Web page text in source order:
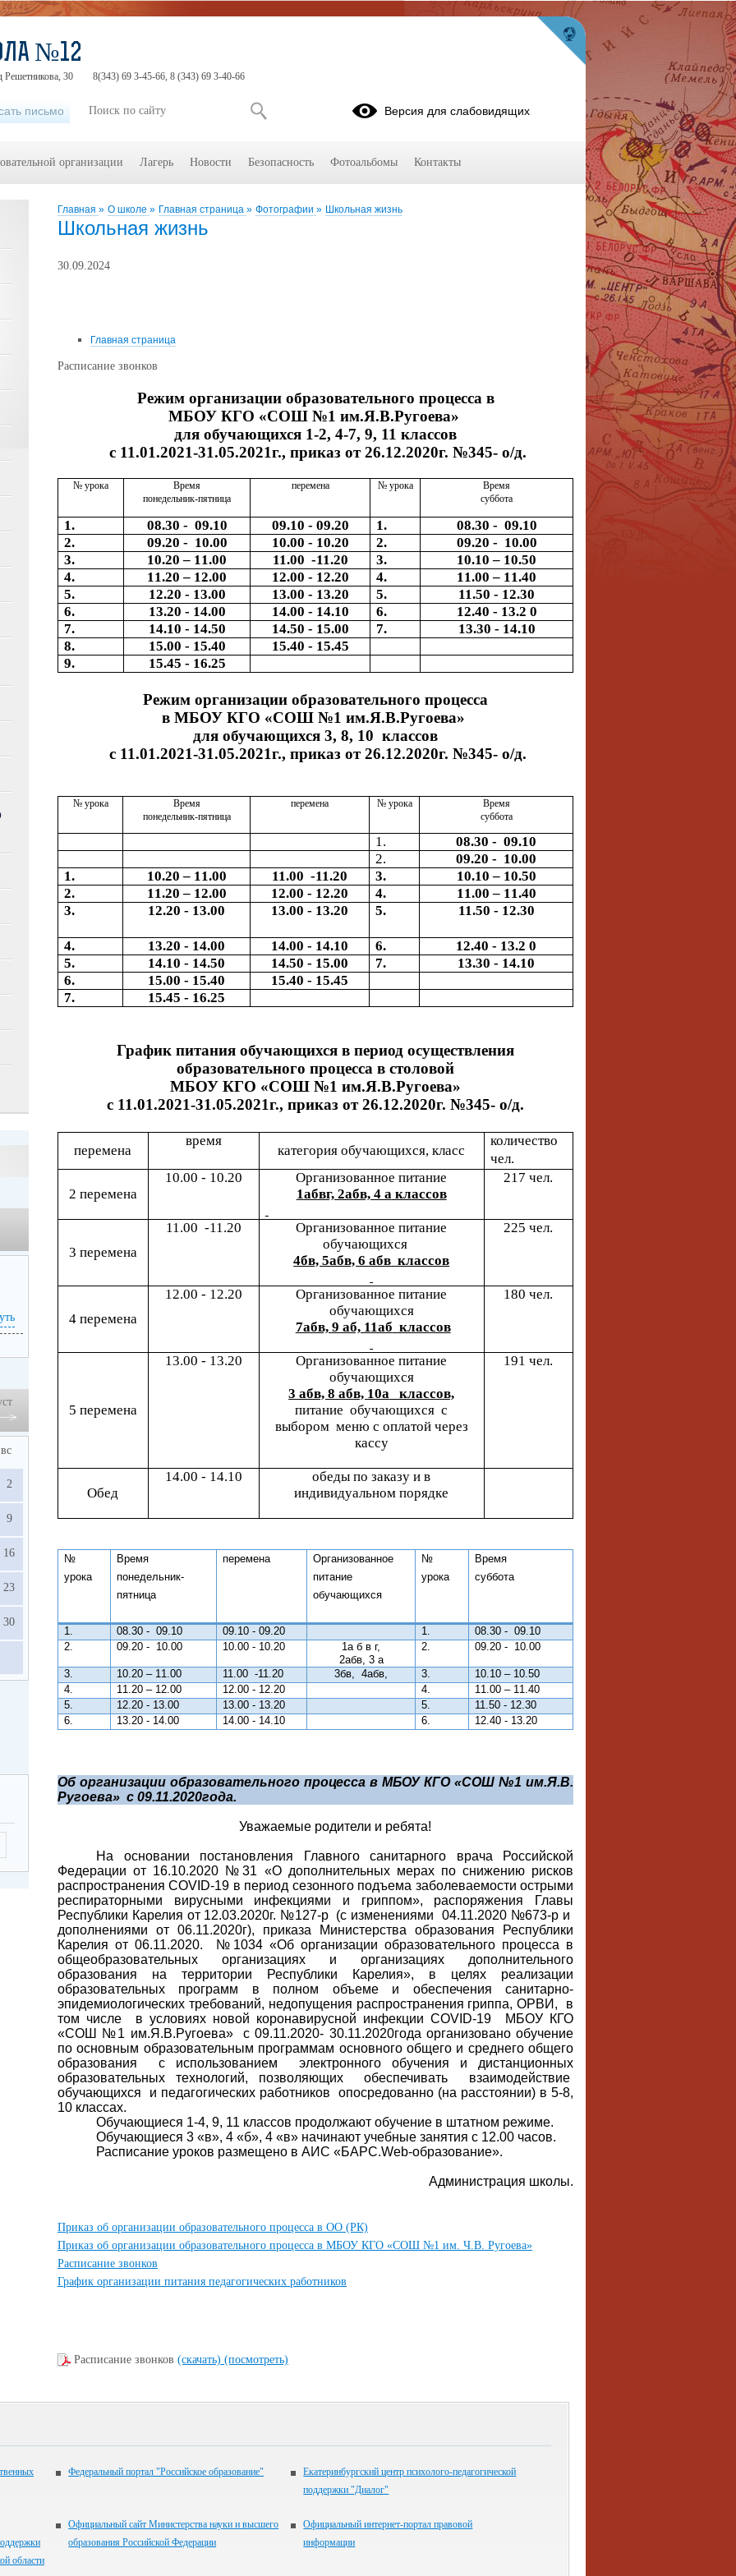
Главная » О школе » Главная страница » Фотографии » Школьная жизнь
Школьная жизнь
30.09.2024
Главная страница
Расписание звонков
Режим организации образовательного процесса в
МБОУ КГО «СОШ №1 им.Я.В.Ругоева»
для обучающихся 1-2, 4-7, 9, 11 классов
с 11.01.2021-31.05.2021г., приказ от 26.12.2020г. №345- о/д.
№ урока
Время
понедельник-пятница
перемена № урока
Время
суббота
1. 08.30 - 09.10 09.10 - 09.20 1.
08.30 - 09.10
2.
09.20 - 10.00 10.00 - 10.20 2.
09.20 - 10.00
3.
10.20 – 11.00 11.00 -11.20 3.
10.10 – 10.50
4.
11.20 – 12.00 12.00 - 12.20 4.
11.00 – 11.40
5.
12.20 - 13.00 13.00 - 13.20 5.
11.50 - 12.30
6.
13.20 - 14.00 14.00 - 14.10 6.
12.40 - 13.2 0
7.
14.10 - 14.50 14.50 - 15.00 7.
13.30 - 14.10
8.
15.00 - 15.40
15.40 - 15.45
9.
15.45 - 16.25
Режим организации образовательного процесса
в МБОУ КГО «СОШ №1 им.Я.В.Ругоева»
для обучающихся 3, 8, 10 классов
с 11.01.2021-31.05.2021г., приказ от 26.12.2020г. №345- о/д.
№ урока
Время
понедельник-пятница
перемена № урока
Время
суббота
1.
08.30 - 09.10
2.
09.20 - 10.00
1.
10.20 – 11.00 11.00 -11.20 3.
10.10 – 10.50
2.
11.20 – 12.00 12.00 - 12.20 4.
11.00 – 11.40
3.
12.20 - 13.00 13.00 - 13.20 5. 11.50 - 12.30
4. 13.20 - 14.00 14.00 - 14.10 6.
12.40 - 13.2 0
5.
14.10 - 14.50 14.50 - 15.00 7.
13.30 - 14.10
6.
15.00 - 15.40
15.40 - 15.45
7.
15.45 - 16.25
График питания обучающихся в период осуществления
образовательного процесса в столовой
МБОУ КГО «СОШ №1 им.Я.В.Ругоева»
с 11.01.2021-31.05.2021г., приказ от 26.12.2020г. №345- о/д.
перемена
время
категория обучающихся, класс
количество
чел.
2 перемена
10.00 - 10.20
Организованное питание
1абвг, 2абв, 4 аклассов
217 чел.
3 перемена
11.00 -11.20
Организованное питание
обучающихся
4бв, 5абв, 6 абв классов
225 чел.
4 перемена
12.00 - 12.20
Организованное питание
обучающихся
7абв, 9 аб, 11аб классов
180 чел.
5 перемена
13.00 - 13.20
Организованное питание
обучающихся
3 абв, 8 абв, 10а классов,
питание обучающихся с
выбором меню с оплатой через
кассу
191 чел.
Обед
14.00 - 14.10
обеды по заказу и в
индивидуальном порядке
№
урока
Время
понедельник-
пятница
перемена
Организованное
питание
обучающихся
№
урока
Время
суббота
1. 08.30 - 09.10 09.10 - 09.20 1. 08.30 - 09.10
2.
09.20 - 10.00 10.00 - 10.20
1а б в г,
2абв, 3 а
2. 09.20 - 10.00
3. 10.20 – 11.00 11.00 -11.20 3бв, 4абв, 3.
10.10 – 10.50
4.
11.20 – 12.00 12.00 - 12.20 4.
11.00 – 11.40
5.
12.20 - 13.00 13.00 - 13.20 5.
11.50 - 12.30
6.
13.20 - 14.00 14.00 - 14.10 6. 12.40 - 13.20
Об организации образовательного процесса в МБОУ КГО «СОШ №1 им.Я.В.
Ругоева» с 09.11.2020года.
Уважаемые родители и ребята!
На основании постановления Главного санитарного врача Российской
Федерации от 16.10.2020 №31 «О дополнительных мерах по снижению рисков
распространенияCOVID-19 в период сезонного подъема заболеваемости острыми
респираторными вирусными инфекциями и гриппом», распоряжения Главы
Республики Карелия от 12.03.2020г. №127-р (с изменениями
04.11.2020 №673-р и
дополнениями от 06.11.2020г), приказа Министерства образования Республики
Карелия от 06.11.2020.
№1034 «Об организации образовательного процесса в
общеобразовательных организациях и организациях дополнительного
образования на территории Республики Карелия», в целях реализации
образовательных программ в полном объеме и обеспечения санитарно-
эпидемиологических требований, недопущения распространения гриппа, ОРВИ,
в
том числе
в условияхновой коронавирусной инфекцииCOVID-19
МБОУ КГО
«СОШ №1 им.Я.В.Ругоева»
с 09.11.2020- 30.11.2020года организовано обучение
по основным образовательным программам основного общего и среднего общего
образования
с использованием
электронного обучения и дистанционных
образовательных технологий, позволяющих
обеспечивать
взаимодействие
обучающихся
и педагогических работников
опосредованно (на расстоянии) в 5-8,
10 классах.
Обучающиеся 1-4, 9, 11 классов продолжают обучение в штатном режиме.
Обучающиеся 3 «в», 4 «б», 4 «в» начинают учебные занятия с 12.00 часов.
Расписание уроков размещено в АИС «БАРС.Web-образование».
Администрация школы.
Приказ об организации образовательного процесса в ОО (РК)
Приказ об организации образовательного процесса в МБОУ КГО «СОШ №1 им. Ч.В. Ругоева»
Расписание звонков
График организации питания педагогических работников
Расписание звонков (скачать) (посмотреть)
вс
2
9
16
23
30
Федеральный портал "Российское образование"
Екатеринбургский центр психолого-педагогической
поддержки "Диалог"
области
Официальный сайт Министерства науки и высшего
образования Российской Федерации
Официальный интернет-портал правовой
информации
№12
Решетникова, 30 8(343) 69 3-45-66, 8 (343) 69 3-40-66
письмо Версия для слабовидящих
организации Лагерь Новости Безопасность Фотоальбомы Контакты